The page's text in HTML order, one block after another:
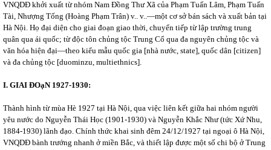
VNQDĐ khởi xuất từ nhóm Nam Đồng Thư Xã của Phạm Tuấn Lâm, Phạm Tuấn
Tài, Nhượng Tống (Hoàng Phạm Trân) v.. v..—một cơ sở bán sách và xuất bản tại
Hà Nội. Họ đại diện cho giai đoạn giao thời, chuyển tiếp từ lập trường trung
quân qua ái quốc; từ độc tôn chủng tộc Trung Cổ qua đa nguyên chủng tộc và
văn hóa hiện đại—theo kiểu mẫu quốc gia [nhà nước, state], quốc dân [citizen]
và đa chủng tộc [duominzu, multiethnics].
I. GIAI ĐOạN 1927-1930:
Thành hình từ mùa Hè 1927 tại Hà Nội, qua việc liên kết giữa hai nhóm người
yêu nước do Nguyễn Thái Học (1901-1930) và Nguyễn Khắc Như (tức Xứ Nhu,
1884-1930) lãnh đạo. Chính thức khai sinh đêm 24/12/1927 tại ngoại ô Hà Nội,
VNQDĐ bành trướng nhanh ở miền Bắc, và thiết lập được một số chi bộ ở Trung